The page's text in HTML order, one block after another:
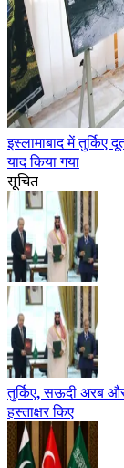
इस्लामाबाद में तुर्किए
याद किया गया
सूचित
तुर्किए, सऊदी अरब और
हस्ताक्षर किए